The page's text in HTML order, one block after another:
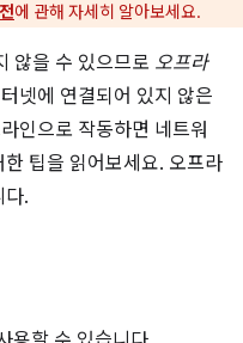
에 관해 자세히 알아보세요.
않을 수 있으므로 오프라
넷에 연결되어 있지 않은
인으로 작동하면 네트워
팁을 읽어보세요. 오프라
다.